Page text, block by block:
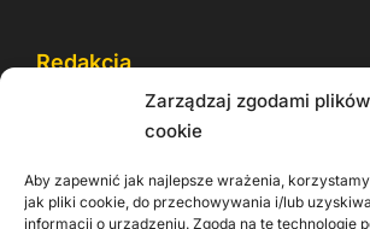
Zarządzaj zgodami plików
cookie
Aby zapewnić jak najlepsze wrażenia,
jak pliki cookie, do przechowywania i/lub
informacji o urządzeniu. Zgoda na te technologie
Redakcja
Reklama
Rodo